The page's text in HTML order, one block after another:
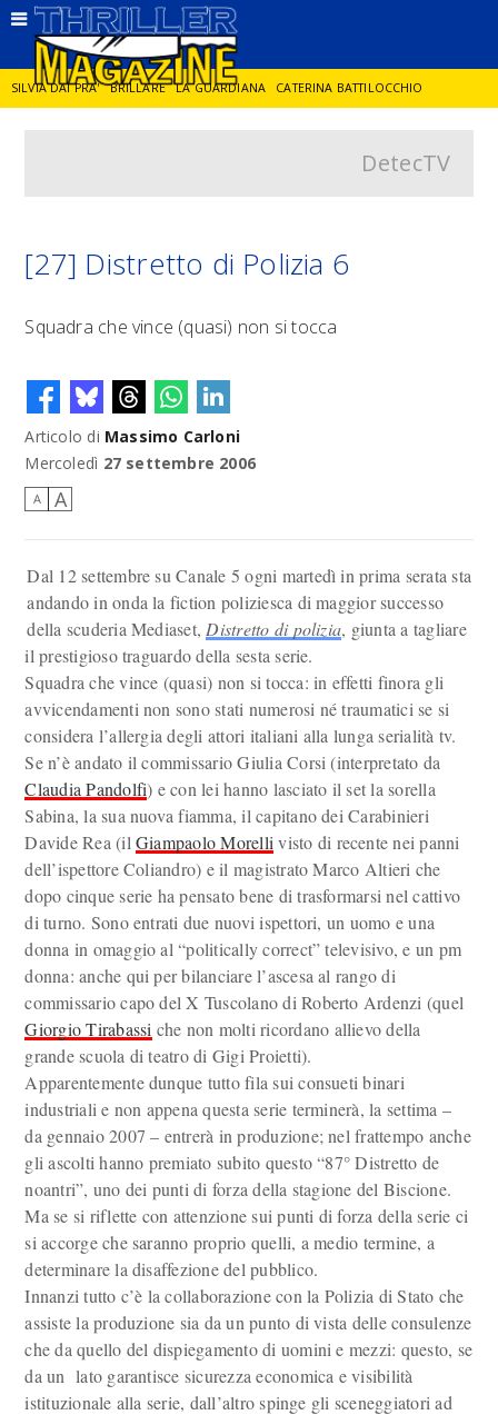
SILVIA DAI PRA' BRILLARE LA GUARDIANA CATERINA BATTILOCCHIO
GIANCARLO DE CATALDO
DetecTV
[27] Distretto di Polizia 6
Squadra che vince (quasi) non si tocca
Articolo di Massimo Carloni
Mercoledì 27 settembre 2006
A A
Dal 12 settembre su Canale 5 ogni martedì in prima serata sta
andando in onda la fiction poliziesca di maggior successo
della scuderia Mediaset, Distretto di polizia, giunta a tagliare
il prestigioso traguardo della sesta serie.
Squadra che vince (quasi) non si tocca: in effetti finora gli
avvicendamenti non sono stati numerosi né traumatici se si
considera l’allergia degli attori italiani alla lunga serialità tv.
Se n’è andato il commissario Giulia Corsi (interpretato da
Claudia Pandolfi) e con lei hanno lasciato il set la sorella
Sabina, la sua nuova fiamma, il capitano dei Carabinieri
Davide Rea (ilGiampaolo Morelli visto di recente nei panni
dell’ispettore Coliandro) e il magistrato Marco Altieri che
dopo cinque serie ha pensato bene di trasformarsi nel cattivo
di turno. Sono entrati due nuovi ispettori, un uomo e una
donna in omaggio al “politically correct” televisivo, e un pm
donna: anche qui per bilanciare l’ascesa al rango di
commissario capo del X Tuscolano di Roberto Ardenzi (quel
Giorgio Tirabassi che non molti ricordano allievo della
grande scuola di teatro di Gigi Proietti).
Apparentemente dunque tutto fila sui consueti binari
industriali e non appena questa serie terminerà, la settima –
da gennaio 2007 – entrerà in produzione; nel frattempo anche
gli ascolti hanno premiato subito questo “87° Distretto de
noantri”, uno dei punti di forza della stagione del Biscione.
Ma se si riflette con attenzione sui punti di forza della serie ci
si accorge che saranno proprio quelli, a medio termine, a
determinare la disaffezione del pubblico.
Innanzi tutto c’è la collaborazione con la Polizia di Stato che
assiste la produzione sia da un punto di vista delle consulenze
che da quello del dispiegamento di uomini e mezzi: questo, se
da un lato garantisce sicurezza economica e visibilità
istituzionale alla serie, dall’altro spinge gli sceneggiatori ad